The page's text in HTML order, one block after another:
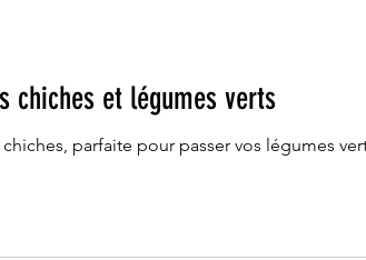
chiches et légumes verts
parfaite pour passer vos légumes